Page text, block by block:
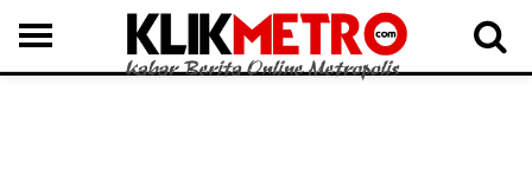
MEDAN LANGKAT DAIRI SAMOSIR TAPUT BATUBARA DELISERDANG